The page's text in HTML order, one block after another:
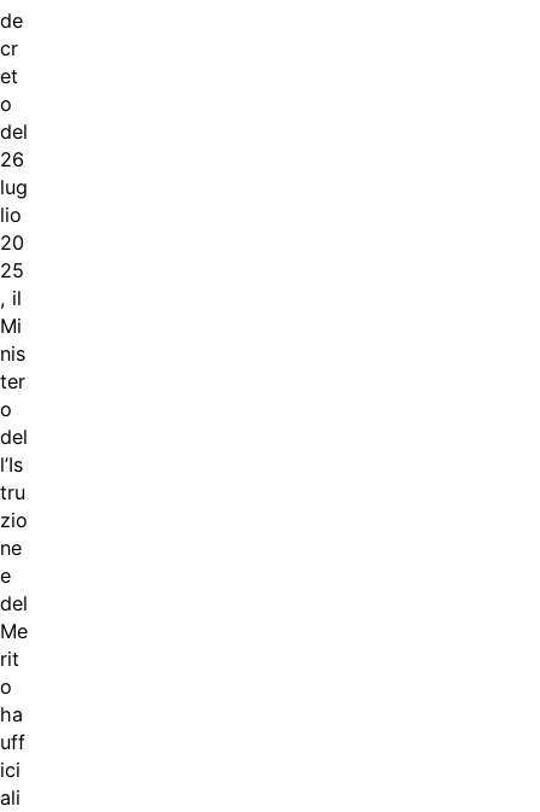
de
cr
et
o
del
26
lug
lio
20
25
, il
Mi
nis
ter
o
del
l’Is
tru
zio
ne
e
del
Me
rit
o
ha
uff
ici
ali